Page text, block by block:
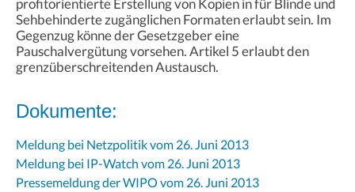
Sehbehinderte zugänglichen Formaten erlaubt sein. Im
Gegenzug könne der Gesetzgeber eine
Pauschalvergütung vorsehen. Artikel 5 erlaubt den
grenzüberschreitenden Austausch.
Dokumente:
Meldung bei Netzpolitik vom 26. Juni 2013
Meldung bei IP-Watch vom 26. Juni 2013
Pressemeldung der WIPO vom 26. Juni 2013